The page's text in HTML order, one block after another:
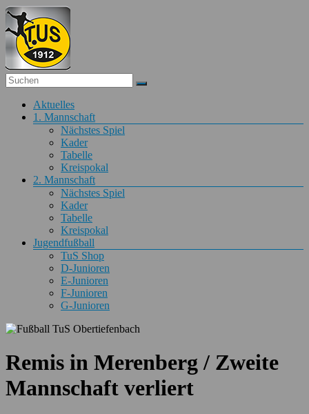
Zum
Inhalt
springen
Fußball
TuS
Obertiefenbach
Obertiefenbach
Menü
Aktuelles
1. Mannschaft
Nächstes Spiel
Kader
Tabelle
Kreispokal
2. Mannschaft
Nächstes Spiel
Kader
Tabelle
Kreispokal
Jugendfußball
TuS Shop
D-Junioren
E-Junioren
F-Junioren
G-Junioren
Remis in Merenberg / Zweite
Mannschaft verliert